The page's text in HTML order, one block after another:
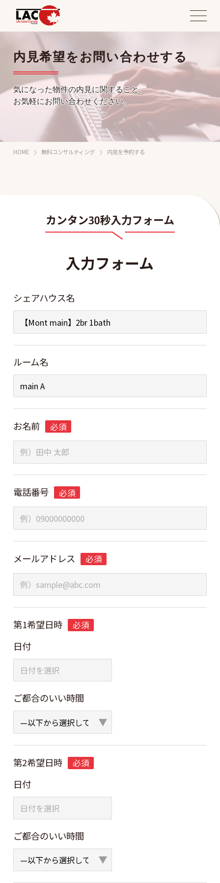
内見希望をお問い合わせする
気になった物件の内見に関すること、
お気軽にお問い合わせください。
HOME 無料コンサルティング 内見を予約する
入力フォーム
シェアハウス名
ルーム名
お名前 必須
電話番号 必須
メールアドレス 必須
第1希望日時 必須
日付
ご都合のいい時間
第2希望日時 必須
日付
ご都合のいい時間